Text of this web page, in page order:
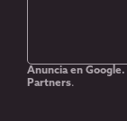
Anuncia en Google.
Partners.